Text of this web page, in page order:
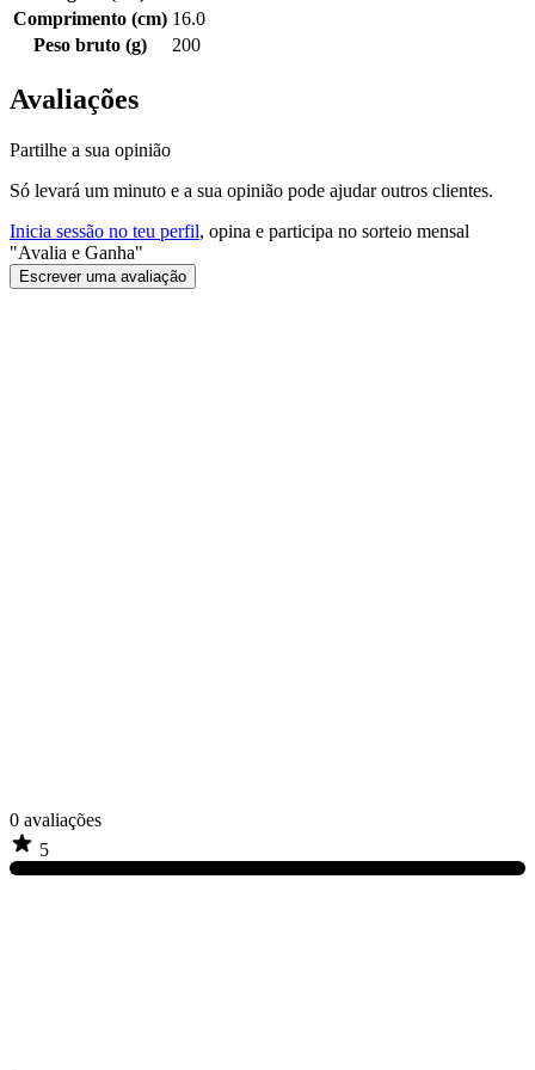
Comprimento (cm) 16.0
Peso bruto (g)
200
Avaliações
Partilhe a sua opinião
Só levará um minuto e a sua opinião pode ajudar outros clientes.
Inicia sessão no teu perfil, opina e participa no sorteio mensal
"Avalia e Ganha"
Escrever uma avaliação
0 avaliações
5